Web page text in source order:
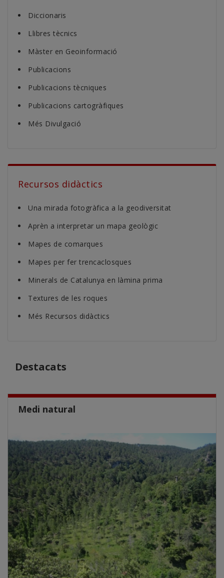
Diccionaris
Llibres tècnics
Màster en Geoinformació
Publicacions
Publicacions tècniques
Publicacions cartogràfiques
Més Divulgació
Recursos didàctics
Una mirada fotogràfica a la geodiversitat
Aprèn a interpretar un mapa geològic
Mapes de comarques
Mapes per fer trencaclosques
Minerals de Catalunya en làmina prima
Textures de les roques
Més Recursos didàctics
Destacats
Medi natural